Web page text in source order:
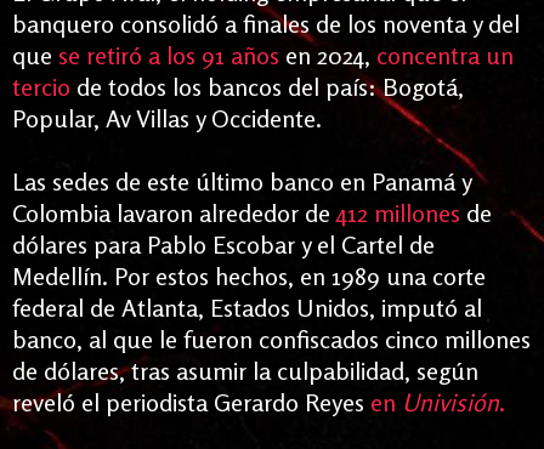
banquero consolidó a finales de los noventa y del
que se retiró a los 91 años en 2024, concentra un
tercio de todos los bancos del país: Bogotá,
Popular, Av Villas y Occidente.
Las sedes de este último banco en Panamá y
Colombia lavaron alrededor de412 millones de
dólares para Pablo Escobar y el Cartel de
Medellín. Por estos hechos, en 1989 una corte
federal de Atlanta, Estados Unidos, imputó al
banco, al que le fueron confiscados cinco millones
de dólares, tras asumir la culpabilidad, según
reveló el periodista Gerardo Reyes en Univisión.